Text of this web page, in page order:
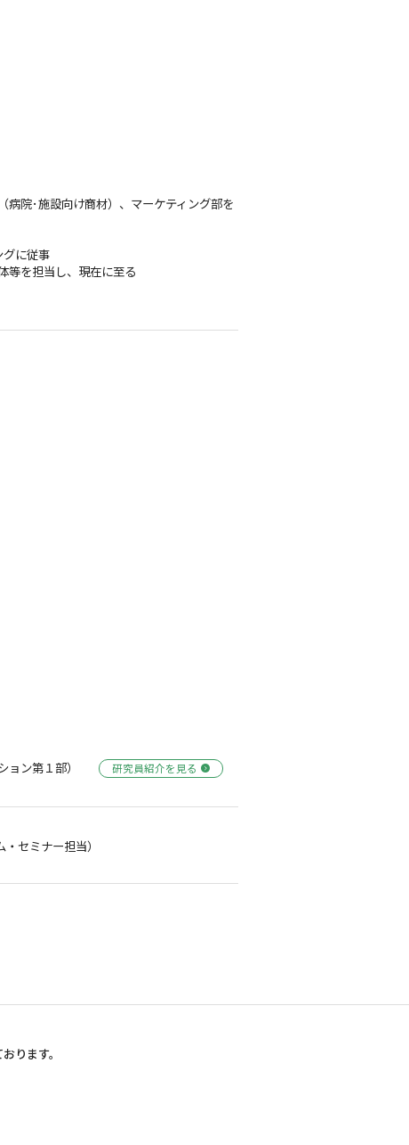
･施設向け商材）、マーケティング部を
に従事
を担当し、現在に至る
ン第１部） 研究員紹介を見る
セミナー担当）
ります。